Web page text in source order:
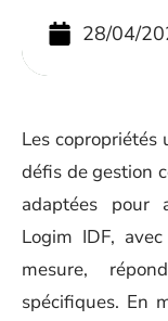
28/04/
Les copropriétés
défis de gestion
adaptées pour
Logim IDF,
mesure,
spécifiques. En